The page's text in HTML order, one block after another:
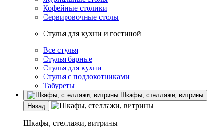
Кофейные столики
Сервировочные столы
Стулья для кухни и гостиной
Все стулья
Стулья барные
Стулья для кухни
Стулья с подлокотниками
Табуреты
Шкафы, стеллажи, витрины
Назад
Шкафы, стеллажи, витрины